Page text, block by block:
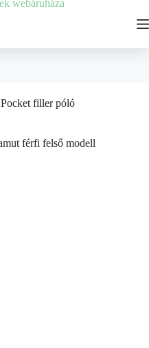
Pocket filler póló